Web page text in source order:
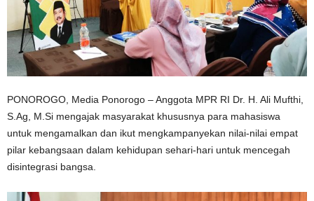
PONOROGO, Media Ponorogo – Anggota MPR RI ​​Dr. H. Ali Mufthi,
S.Ag, M.Si mengajak masyarakat khususnya para mahasiswa
untuk mengamalkan dan ikut mengkampanyekan nilai-nilai empat
pilar kebangsaan dalam kehidupan sehari-hari untuk mencegah
disintegrasi bangsa.